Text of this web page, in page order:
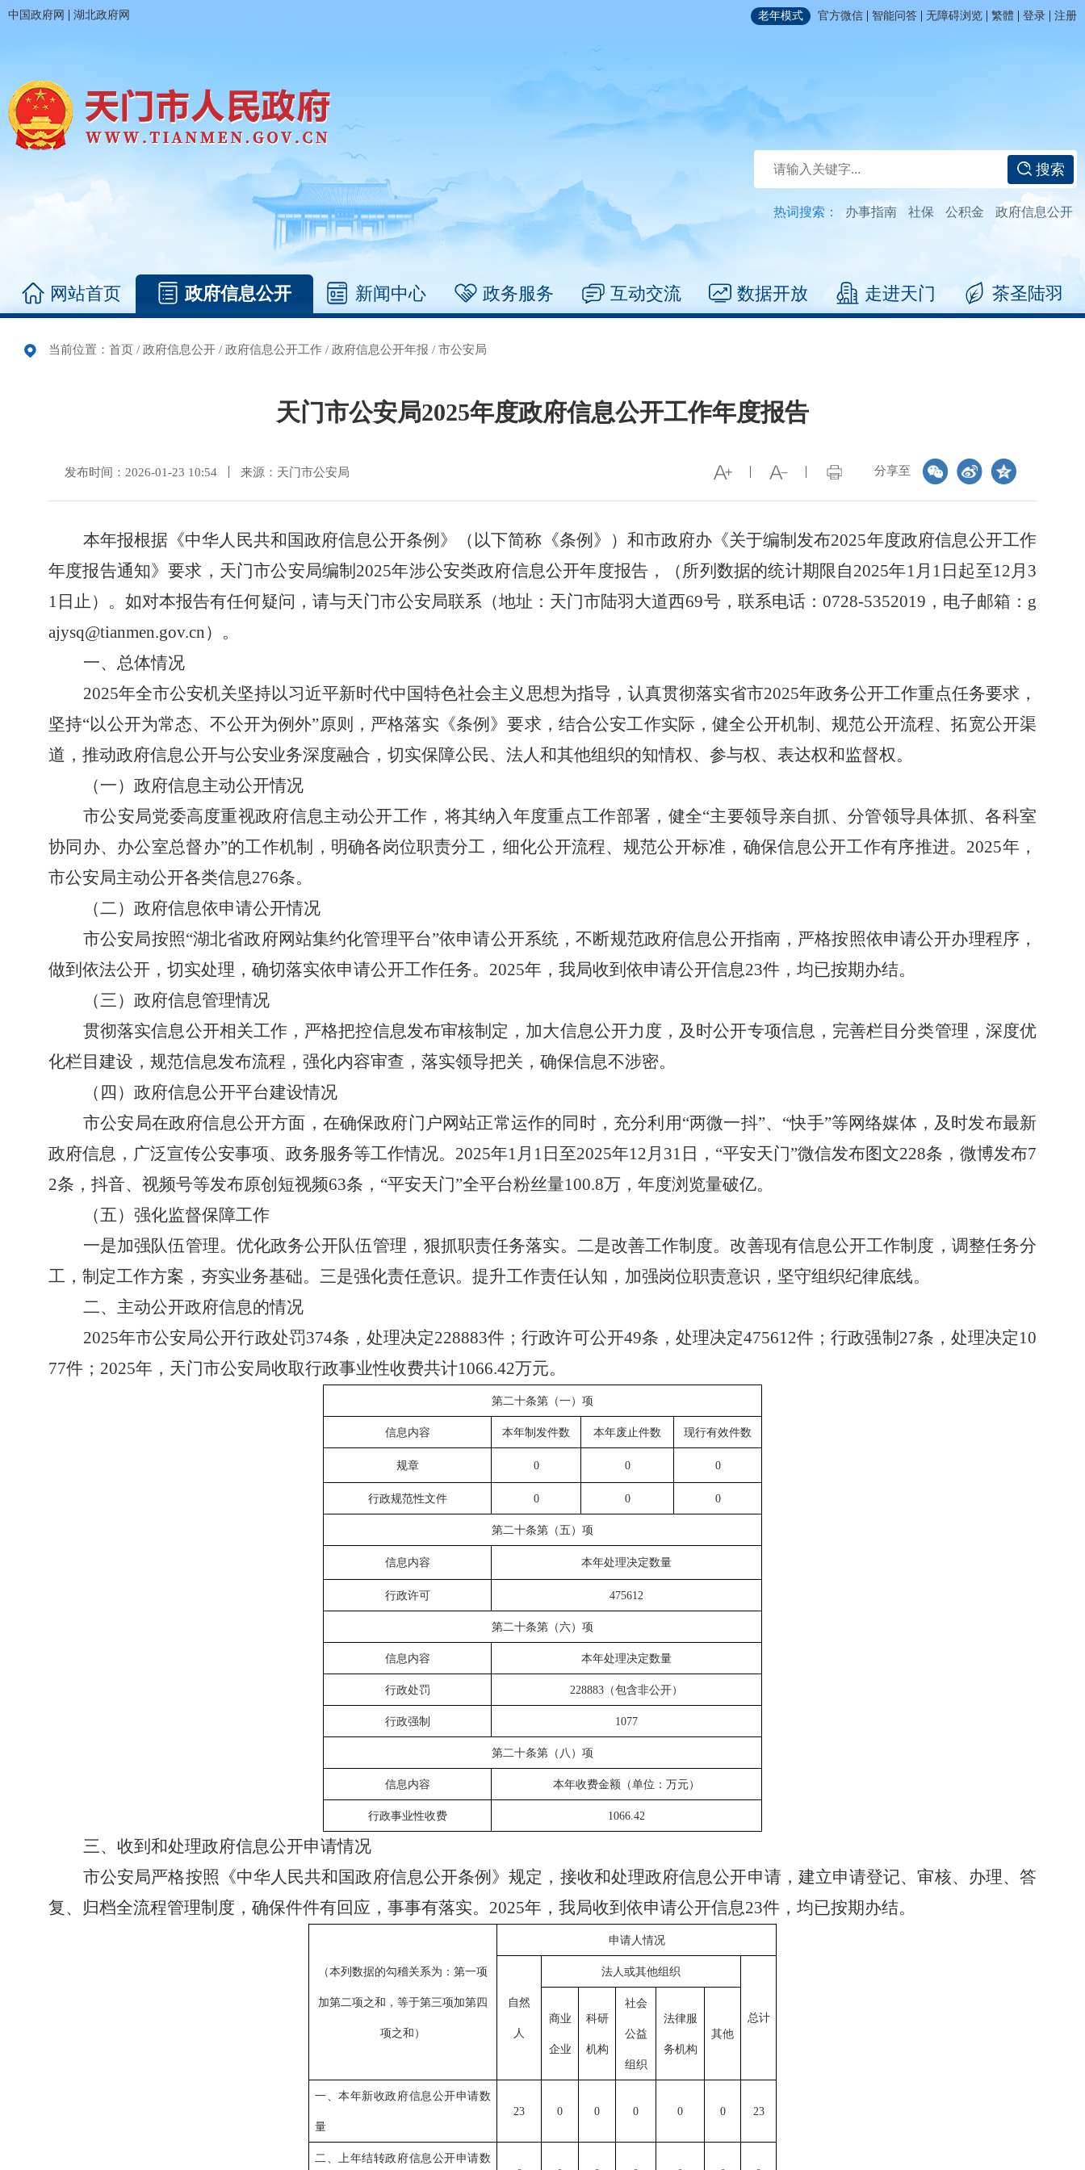
中国政府网 | 湖北政府网 老年模式 官方微信 | 智能问答 | 无障碍浏览 | 繁體 | 登录 | 注册
搜索
热词搜索： 办事指南 社保 公积金 政府信息公开
网站首页 政府信息公开 新闻中心 政务服务 互动交流 数据开放 走进天门 茶圣陆羽
当前位置： 首页 / 政府信息公开 / 政府信息公开工作 / 政府信息公开年报 / 市公安局
天门市公安局2025年度政府信息公开工作年度报告
分享至
发布时间：2026-01-23 10:54 来源：天门市公安局
本年报根据 《中华人民共和国政府信息公开条例》（以下简称《条例》） 和市政府办 《关于编制发布2025年度政府信息公开工作
年度报告通知》要求，天门市公安局编制 2025年涉公安类政府信息公开年度报告 ，（ 所列数据的统计期限自2025年1月 1 日起至12月 3
1 日止） 。如对本报告有任何疑问，请与天门市公安局联系（地址：天门市陆羽大道西69号， 联系电话： 0728-5352019 ， 电子邮箱： g
ajysq@tianmen.gov.cn）。
一、 总体情况
2025年全市公安机关坚持以习近平新时代中国特色社会主义思想为指导，认真贯彻落实省市2025年政务公开工作重点任务要求，
坚持“以公开为常态、不公开为例外”原则，严格落实《条例》要求，结合公安工作实际，健全公开机制、规范公开流程、拓宽公开渠
道，推动政府信息公开与公安业务深度融合，切实保障公民、法人和其他组织的知情权、参与权、表达权和监督权。
（一） 政府信息主动公开情况
市公安局党委高度重视政府信息主动公开工作，将其纳入年度重点工作部署，健全“主要领导亲自抓、分管领导具体抓、各科室
协同办、办公室总督办”的工作机制，明确各岗位职责分工，细化公开流程、规范公开标准，确保信息公开工作有序推进。 2025年，
市公安局主动公开各类信息276条。
（二）政府信息依申请公开情况
市公安局按照“湖北省政府网站集约化管理平台”依申请公开系统，不断规范政府信息公开指南，严格按照依申请公开办理程序，
做到依法公开，切实处理，确切落实依申请公开工作任务。 2025年，我局收到依申请公开信息23件，均已按期办结。
（三）政府信息管理情况
贯彻落实信息公开相关工作，严格把控信息发布审核制定，加大信息公开力度，及时公开专项信息，完善栏目分类管理，深度优
化栏目建设，规范信息发布流程，强化内容审查，落实领导把关，确保信息不涉密。
（四）政府信息公开平台建设情况
市公安局在政府信息公开方面，在确保政府门户网站正常运作的同时，充分利用“两微一抖”、“快手”等网络媒体，及时发布最新
政府信息，广泛宣传公安事项、政务服务等工作情况。 2025年1月 1 日至2025年12月 31 日，“平安天门”微信发布图文228条，微博发布7
2条，抖音、视频号等发布原创短视频63条，“平安天门”全平台粉丝量100.8万，年度浏览量破亿。
（五）强化监督保障工作
一是加强队伍管理。优化政务公开队伍管理，狠抓职责任务落实。二是改善工作制度。改善现有信息公开工作制度，调整任务分
工，制定工作方案，夯实业务基础。三是强化责任意识。提升工作责任认知，加强岗位职责意识，坚守组织纪律底线。
二、 主动公开政府信息的情况
2025年市公安局公开行政处罚374条，处理决定228883件；行政许可公开49条，处理决定475612件；行政强制 27条，处理决定10
77件； 2025年，天门市公安局收取行政事业性收费共计1066.42万元。
第二十条第（一）项
信息内容 本年制 发件数 本年废止件数 现行有效件数
规章 0 0 0
行政规范性文件 0 0 0
第二十条第（五）项
信息内容 本年处理决定数量
行政许可 475612
第二十条第（六）项
信息内容 本年处理决定数量
行政处罚 228883（包含非公开）
行政强制 1077
第二十条第（八）项
信息内容 本年收费金额（单位：万元）
行政事业性收费 1066.42
三、 收到和处理政府信息公开申请情况
市公安局严格按照《中华人民共和国政府信息公开条例》规定，接收和处理政府信息公开申请，建立申请登记、审核、办理、答
复、归档全流程管理制度，确保件件有回应，事事有落实。 2025年，我局收到依申请公开信息23件，均已按期办结。
（本列数据的勾稽关系为：第一项
加第二项之和，等于第三项加第四
项之和）
申请人情况
自然
人
法人或其他组织
总计
商业
企业
科研
机构
社会
公益
组织
法律服
务机构
其他
一、本年新收政府信息公开申请数
量
23 0 0 0 0 0 23
二、上年结转政府信息公开申请数